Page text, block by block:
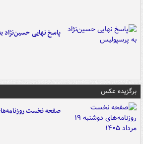
پاسخ نهایی حسین‌نژاد
برگزیده عکس
صفحه نخست روزنامه‌های دوشنبه